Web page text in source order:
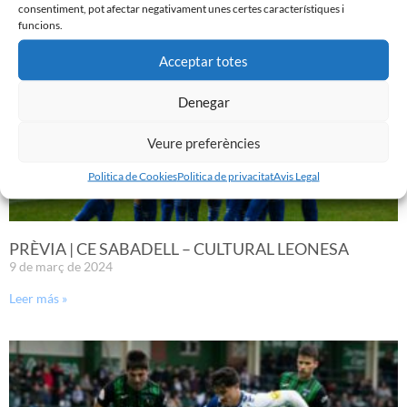
consentiment, pot afectar negativament unes certes característiques i
funcions.
Acceptar totes
Denegar
Veure preferències
Politica de CookiesPolitica de privacitatAvis Legal
PRÈVIA | CE SABADELL – CULTURAL LEONESA
9 de març de 2024
Leer más »